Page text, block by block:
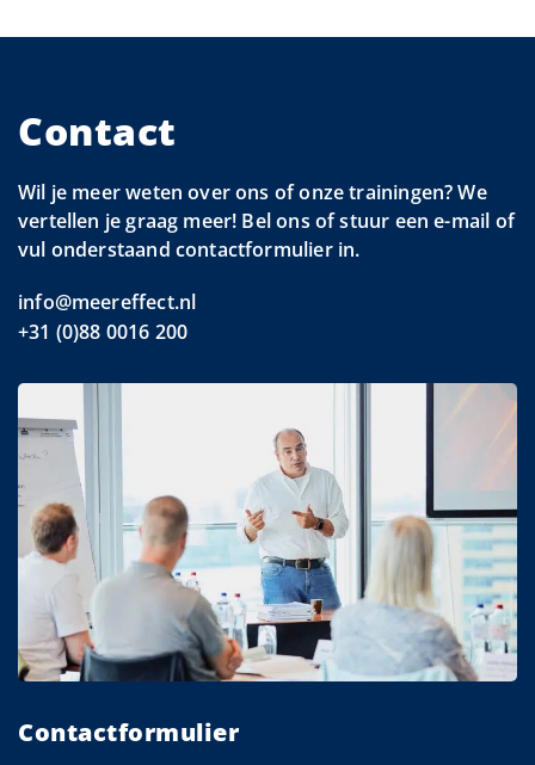
Contact
Wil je meer weten over ons of onze trainingen? We
vertellen je graag meer! Bel ons of stuur een e-mail of
vul onderstaand contactformulier in.
info@meereffect.nl
+31 (0)88 0016 200
Contactformulier